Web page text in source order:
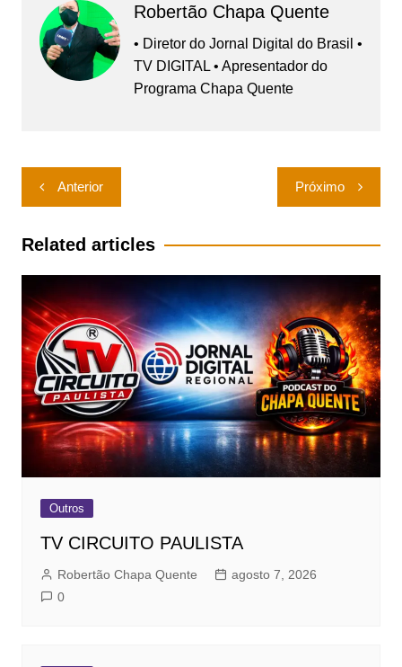
Robertão Chapa Quente
• Diretor do Jornal Digital do Brasil •
TV DIGITAL • Apresentador do
Programa Chapa Quente
Navegação
de
Post
Anterior Próximo
Related articles
Outros
TV CIRCUITO PAULISTA
Robertão Chapa Quente
agosto 7, 2026
0